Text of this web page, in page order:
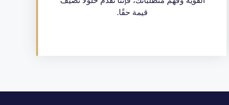
قيمة حقًا.